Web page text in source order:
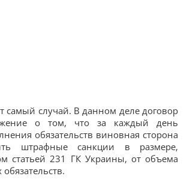
самый случай. В данном деле договор
о том, что за каждый день
обязательств виновная сторона
штрафные санкции в размере,
статьей 231 ГК Украины, от объема